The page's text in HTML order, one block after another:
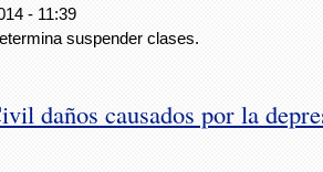
- 11:39
suspender clases.
daños causados por la